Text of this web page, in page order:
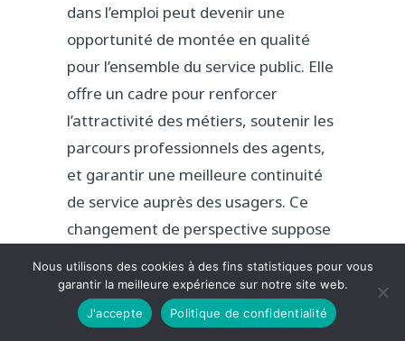
dans l’emploi peut devenir une
opportunité de montée en qualité
pour l’ensemble du service public. Elle
offre un cadre pour renforcer
l’attractivité des métiers, soutenir les
parcours professionnels des agents,
et garantir une meilleure continuité
de service auprès des usagers. Ce
changement de perspective suppose
un engagement progressif, mais
porteur de bénéfices pour tous les
acteurs concernés.
Nous utilisons des cookies à des fins statistiques pour vous
garantir la meilleure expérience sur notre site web.
J'accepte
Politique de confidentialité